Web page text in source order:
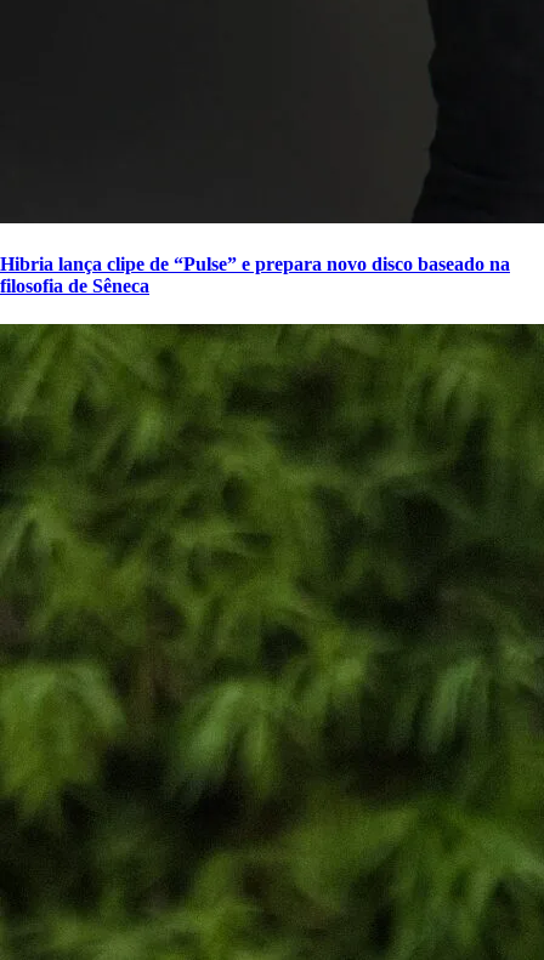
Hibria lança clipe de “Pulse” e prepara novo disco baseado na
filosofia de Sêneca